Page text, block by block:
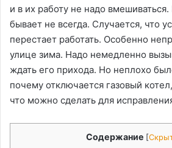
и в их работу не надо
бывает не всегда. Случается, что
перестает работать. Особенно
улице зима. Надо немедленно
ждать его прихода. Но неплохо
почему отключается газовый
что можно сделать для
Содержание [